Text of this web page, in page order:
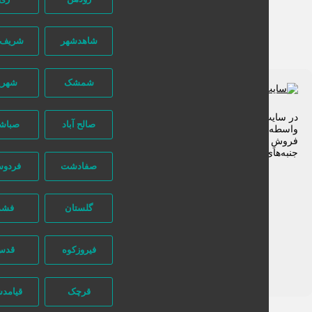
شاهدشهر شریف آباد
شمشک شهریار
صالح آباد صباشهر
صفادشت فردوسیه
گلستان
فیروزکوه
قرچک قیامدشت
سایت تبلیغاتی نیازجو کاربران مستقیما با هم تماس می‌گیرند و هیچ
در این میان وجود ندارد، پس دقت فرمایید که در خرید و
شما نیازجو هیچ دخالتی نداشته و کاربران باید خودشان
مختلف امنیتی را در نظر بگیرند.